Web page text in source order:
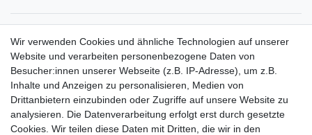
Versandkosten
Der Weg zur eigenen Klimaanlage
Inbetriebnahme & Serviceleistungen
Für Interessierte aus der Schweiz
Klimaanlage = Wärmepumpe
Hilfe
Wir verwenden Cookies und ähnliche Technologien auf unserer
Website und verarbeiten personenbezogene Daten von
Besucher:innen unserer Webseite (z.B. IP-Adresse), um z.B.
Inhalte und Anzeigen zu personalisieren, Medien von
Drittanbietern einzubinden oder Zugriffe auf unsere Website zu
analysieren. Die Datenverarbeitung erfolgt erst durch gesetzte
Cookies. Wir teilen diese Daten mit Dritten, die wir in den